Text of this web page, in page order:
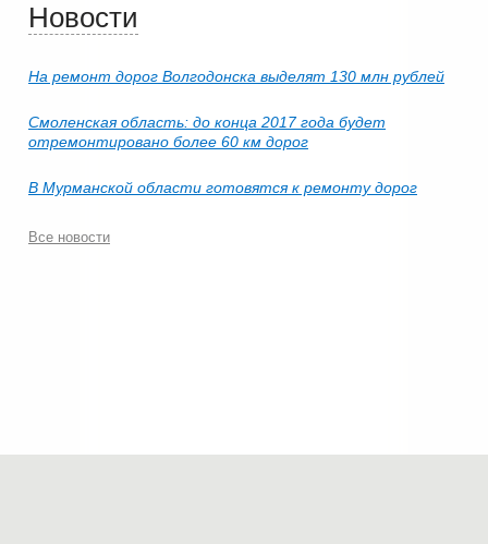
Новости
На ремонт дорог Волгодонска выделят 130 млн рублей
Смоленская область: до конца 2017 года будет
отремонтировано более 60 км дорог
В Мурманской области готовятся к ремонту дорог
Все новости